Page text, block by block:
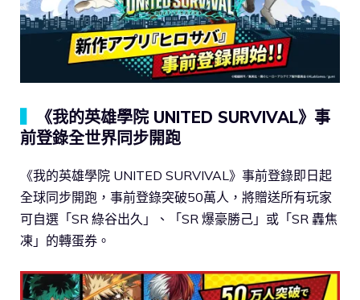
《我的英雄學院 UNITED SURVIVAL》事
前登錄全世界同步開跑
《我的英雄學院 UNITED SURVIVAL》事前登錄即日起
全球同步開跑，事前登錄突破50萬人，將贈送所有玩家
可自選「SR 綠谷出久」、「SR 爆豪勝己」或「SR 轟焦
凍」的轉蛋券。